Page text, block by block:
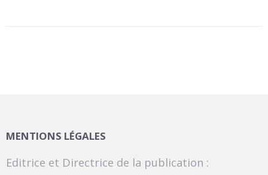
MENTIONS LÉGALES
Editrice et Directrice de la publication :